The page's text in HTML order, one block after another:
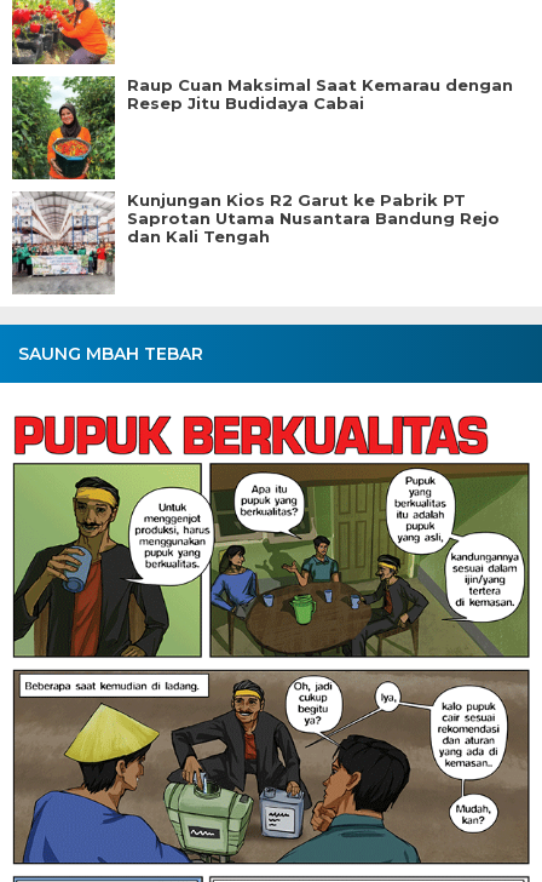
Raup Cuan Maksimal Saat Kemarau dengan
Resep Jitu Budidaya Cabai
Kunjungan Kios R2 Garut ke Pabrik PT
Saprotan Utama Nusantara Bandung Rejo
dan Kali Tengah
SAUNG MBAH TEBAR